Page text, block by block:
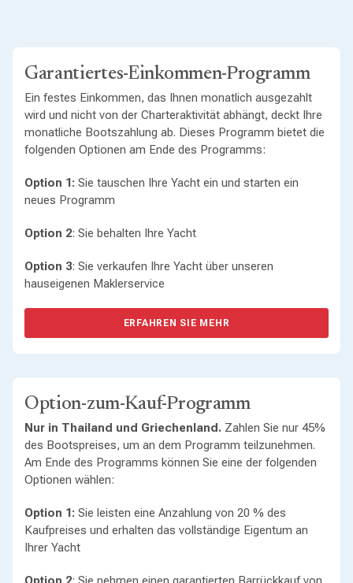
Garantiertes-Einkommen-Programm
Ein festes Einkommen, das Ihnen monatlich ausgezahlt
wird und nicht von der Charteraktivität abhängt, deckt Ihre
monatliche Bootszahlung ab. Dieses Programm bietet die
folgenden Optionen am Ende des Programms:
Option 1: Sie tauschen Ihre Yacht ein und starten ein
neues Programm
Option 2: Sie behalten Ihre Yacht
Option 3: Sie verkaufen Ihre Yacht über unseren
hauseigenen Maklerservice
ERFAHREN SIE MEHR
Option-zum-Kauf-Programm
Nur in Thailand und Griechenland. Zahlen Sie nur 45%
des Bootspreises, um an dem Programm teilzunehmen.
Am Ende des Programms können Sie eine der folgenden
Optionen wählen:
Option 1: Sie leisten eine Anzahlung von 20 % des
Kaufpreises und erhalten das vollständige Eigentum an
Ihrer Yacht